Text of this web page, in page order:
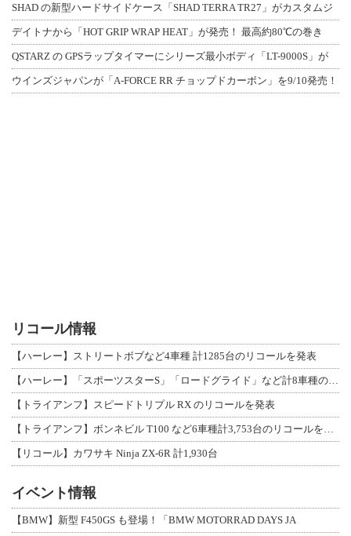
SHAD の新型ハードサイドケース「SHAD TERRA TR27」がカスタムジ
デイトナから「HOT GRIP WRAP HEAT」が発売！ 最高約80℃の巻き
QSTARZ の GPSラップタイマーにシリーズ最小ボディ「LT-9000S」が
ウインズジャパンが「A-FORCE RR チョップドカーボン」を9/10発売！
リコール情報
【ハーレー】ストリートボブなど4車種 計1285台のリコールを発表
【トライアンフ】スピードトリプル RX のリコールを発表
【リコール】カワサキ Ninja ZX-6R 計1,930台
イベント情報
【BMW】新型 F450GS も登場！「BMW MOTORRAD DAYS JA